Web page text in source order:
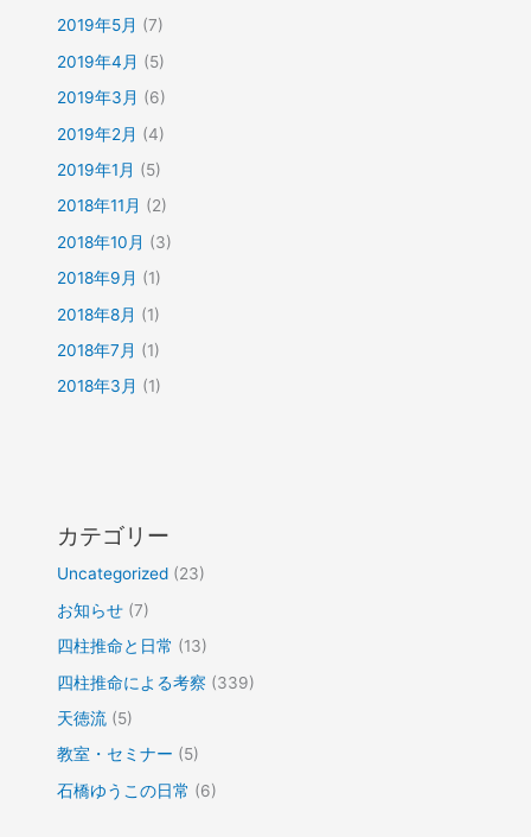
2019年5月 (7)
2019年4月 (5)
2019年3月 (6)
2019年2月 (4)
2019年1月 (5)
2018年11月 (2)
2018年10月 (3)
2018年9月 (1)
2018年8月 (1)
2018年7月 (1)
2018年3月 (1)
カテゴリー
Uncategorized (23)
お知らせ (7)
四柱推命と日常 (13)
四柱推命による考察 (339)
天徳流 (5)
教室・セミナー (5)
石橋ゆうこの日常 (6)